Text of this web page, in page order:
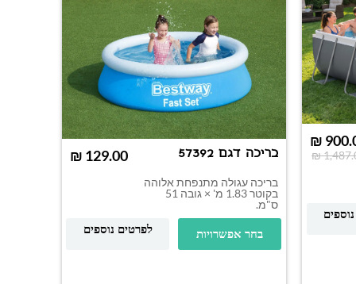
₪
₪
בריכה דגם 57392
בריכה עגולה מתנפחת אלוהה
בקוטר 1.83 מ' × גובה 51
ס"מ.
₪
בחר אפשרויות לפרטים נוספים